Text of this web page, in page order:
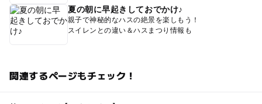
夏の朝に早起きしておでかけ♪
親子で神秘的なハスの絶景を楽しもう！
スイレンとの違い＆ハスまつり情報も
関連するページもチェック！